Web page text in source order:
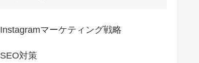
Instagramマーケティング戦略
SEO対策